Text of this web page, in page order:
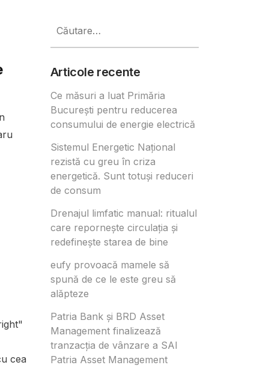
cea
după:
Articole recente
Ce măsuri a luat Primăria
București pentru reducerea
consumului de energie electrică
Sistemul Energetic Național
rezistă cu greu în criza
energetică. Sunt totuși reduceri
de consum
Drenajul limfatic manual: ritualul
care repornește circulația și
redefinește starea de bine
eufy provoacă mamele să
spună de ce le este greu să
alăpteze
Patria Bank și BRD Asset
Management finalizează
tranzacția de vânzare a SAI
Patria Asset Management